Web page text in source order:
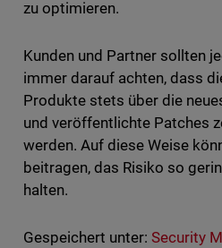
zu optimieren.
Kunden und Partner sollten
immer darauf achten, dass
Produkte stets über die
und veröffentlichte Patches
werden. Auf diese Weise
beitragen, das Risiko so
halten.
Gespeichert unter: Security